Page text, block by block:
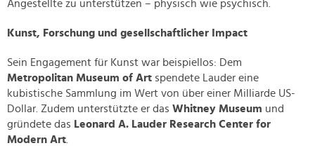
Angestellte zu unterstützen – physisch wie psychisch.
Kunst, Forschung und gesellschaftlicher Impact
Sein Engagement für Kunst war beispiellos: Dem
Metropolitan Museum of Art spendete Lauder eine
kubistische Sammlung im Wert von über einer Milliarde US-
Dollar. Zudem unterstützte er das Whitney Museum und
gründete das Leonard A. Lauder Research Center for
Modern Art